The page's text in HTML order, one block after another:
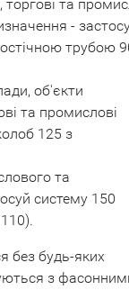
та
-
трубою
об'єкти
та промислові
125 з
та
систему 150
без будь-яких
з